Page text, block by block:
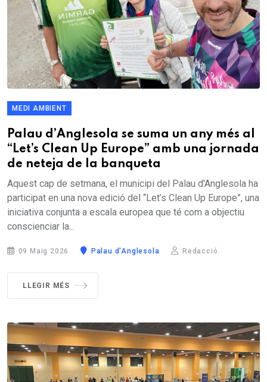
MEDI AMBIENT
Palau d’Anglesola se suma un any més al
“Let’s Clean Up Europe” amb una jornada
de neteja de la banqueta
Aquest cap de setmana, el municipi del Palau d'Anglesola ha
participat en una nova edició del “Let’s Clean Up Europe”, una
iniciativa conjunta a escala europea que té com a objectiu
conscienciar la...
09 Maig 2026 Palau d'Anglesola Redacció
LLEGIR MÉS